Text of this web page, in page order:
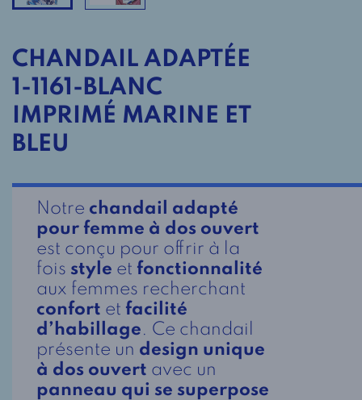
CHANDAIL ADAPTÉE
1-1161-BLANC
IMPRIMÉ MARINE ET
BLEU
Notre chandail adapté
pour femme à dos ouvert
est conçu pour offrir à la
fois style et fonctionnalité
aux femmes recherchant
confort et facilité
d’habillage. Ce chandail
présente un design unique
à dos ouvert avec un
panneau qui se superpose